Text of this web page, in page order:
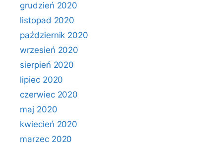
grudzień 2020
listopad 2020
październik 2020
wrzesień 2020
sierpień 2020
lipiec 2020
czerwiec 2020
maj 2020
kwiecień 2020
marzec 2020